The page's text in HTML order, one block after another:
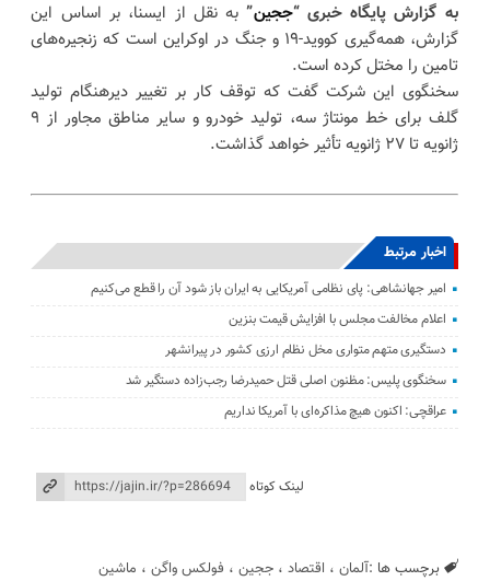
به گزارش پایگاه خبری “ججین” به نقل از ایسنا، بر اساس این
گزارش، همه‌گیری کووید-۱۹ و جنگ در اوکراین است که زنجیره‌های
تامین را مختل کرده است.
سخنگوی این شرکت گفت که توقف کار بر تغییر دیرهنگام تولید
گلف برای خط مونتاژ سه، تولید خودرو و سایر مناطق مجاور از ۹
ژانویه تا ۲۷ ژانویه تأثیر خواهد گذاشت.
اخبار مرتبط
امیر جهانشاهی: پای نظامی آمریکایی به ایران باز شود آن را قطع می‌کنیم
اعلام مخالفت مجلس با افزایش قیمت بنزین
دستگیری متهم متواری مخل نظام ارزی کشور در پیرانشهر
سخنگوی پلیس: مظنون اصلی قتل حمیدرضا رجب‌زاده دستگیر شد
عراقچی: اکنون هیچ مذاکره‌ای با آمریکا نداریم
لینک کوتاه
برچسب ها :آلمان ، اقتصاد ،ججین ، فولکس واگن ، ماشین